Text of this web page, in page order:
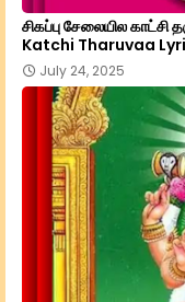
சிகப்பு சேலையில
Katchi Tharuvaa
July 24, 2025